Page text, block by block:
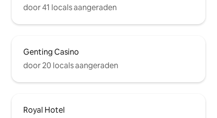
door 41 locals aangeraden
Genting Casino
door 20 locals aangeraden
Royal Hotel